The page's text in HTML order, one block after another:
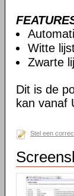
Witte
Zwarte
Dit is de
kan vanaf
Stel een